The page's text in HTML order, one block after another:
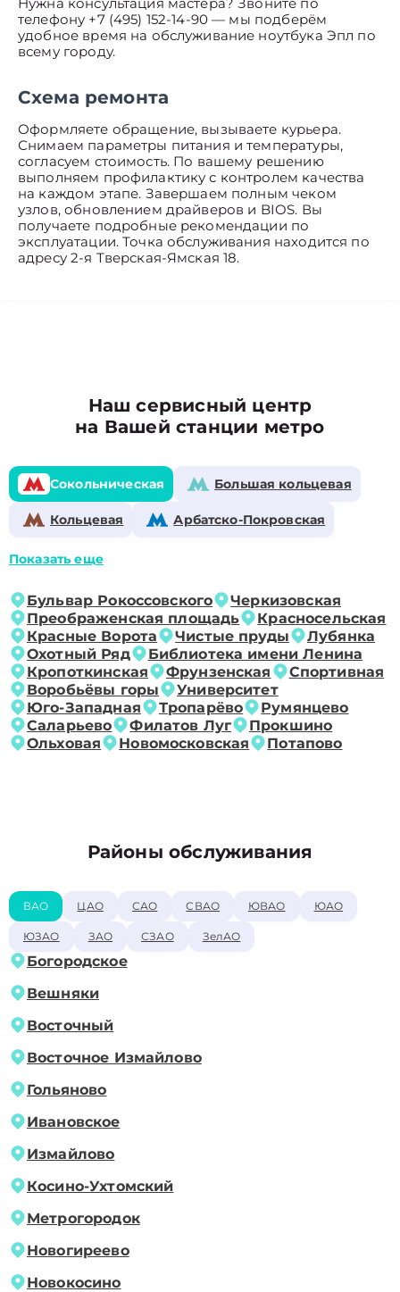
телефону +7 (495) 152-14-90 — мы подберём
удобное время на обслуживание ноутбука Эпл по
всему городу.
Схема ремонта
Оформляете обращение, вызываете курьера.
Снимаем параметры питания и температуры,
согласуем стоимость. По вашему решению
выполняем профилактику с контролем качества
на каждом этапе. Завершаем полным чеком
узлов, обновлением драйверов и BIOS. Вы
получаете подробные рекомендации по
эксплуатации. Точка обслуживания находится по
адресу 2-я Тверская-Ямская 18.
Наш сервисный центр
на Вашей станции метро
Сокольническая Большая кольцевая
Кольцевая Арбатско-Покровская
Показать еще
Бульвар Рокоссовского
Черкизовская
Преображенская площадь
Красносельская
Красные Ворота
Чистые пруды
Лубянка
Охотный Ряд
Библиотека имени Ленина
Кропоткинская
Фрунзенская
Спортивная
Воробьёвы горы
Университет
Юго-Западная
Тропарёво
Румянцево
Саларьево
Филатов Луг
Прокшино
Ольховая
Новомосковская Потапово
Районы обслуживания
ВАО ЦАО САО СВАО ЮВАО ЮАО
ЮЗАО ЗАО СЗАО ЗелАО
Богородское
Вешняки
Восточный
Восточное Измайлово
Гольяново
Ивановское
Измайлово
Косино-Ухтомский
Метрогородок
Новогиреево
Новокосино